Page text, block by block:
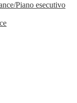
Piano esecutivo